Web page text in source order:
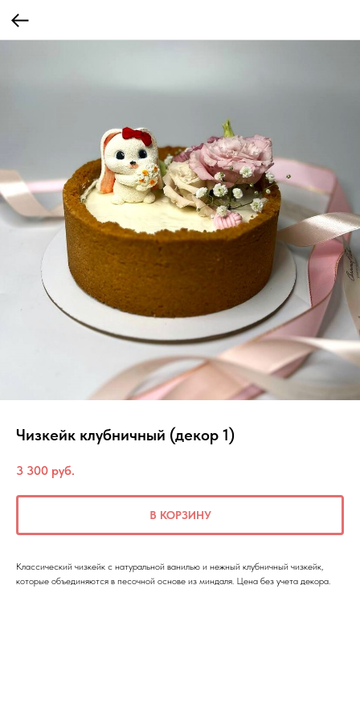
Чизкейк клубничный (декор 1)
3 300 руб.
В КОРЗИНУ
Классический чизкейк с натуральной ванилью и нежный клубничный чизкейк,
которые объединяются в песочной основе из миндаля. Цена без учета декора.